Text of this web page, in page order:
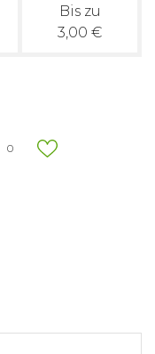
Bis zu
3,00 €
0